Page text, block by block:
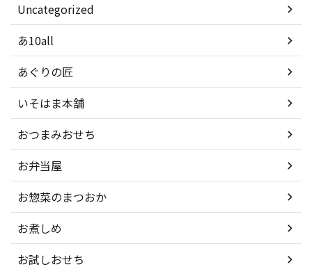
Uncategorized
あ10all
あぐりの匠
いそはま本舗
おつまみおせち
お弁当屋
お惣菜のまつおか
お煮しめ
お試しおせち